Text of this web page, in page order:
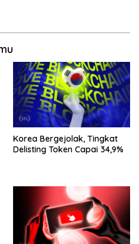
Korea Bergejolak, Tingkat
Delisting Token Capai 34,9%